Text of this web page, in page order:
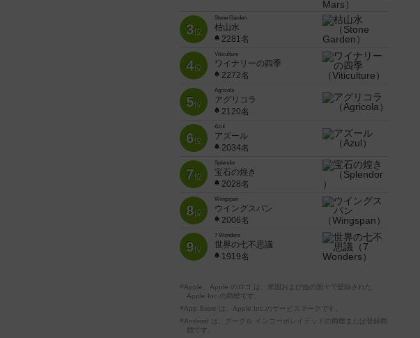
3位
Stone Garden
枯山水
2281名
4位
Viticulture
ワイナリーの四季
2272名
5位
Agricola
アグリコラ
2120名
6位
Azul
アズール
2034名
7位
Splendor
宝石の煌き
2028名
8位
Wingspan
ウイングスパン
2006名
9位
7 Wonders
世界の七不思議
1919名
※Apple、Apple のロゴ は、米国および他の国々で登録された
Apple Inc.の商標です。
※App Store は、Apple Inc.のサービスマークです。
※Android は、グーグル インコーポレイテッドの商標または登録商
標です。